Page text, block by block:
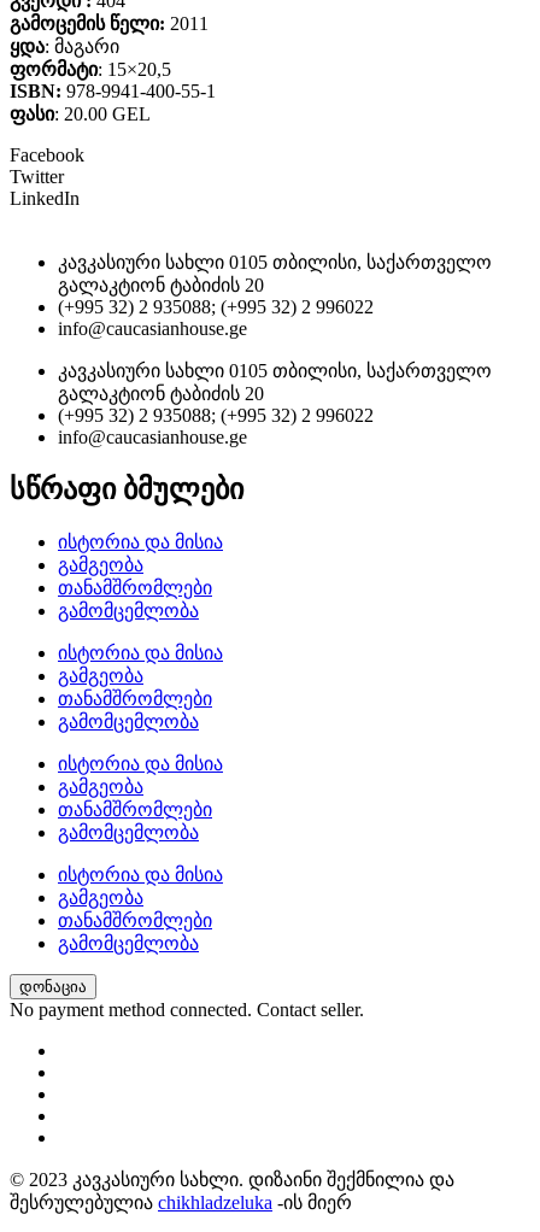
გამოცემის წელი: 2011
ყდა: მაგარი
ფორმატი: 15×20,5
ISBN: 978-9941-400-55-1
ფასი: 20.00 GEL
Facebook
Twitter
LinkedIn
კავკასიური სახლი 0105 თბილისი, საქართველო
გალაკტიონ ტაბიძის 20
(+995 32) 2 935088; (+995 32) 2 996022
info@caucasianhouse.ge
კავკასიური სახლი 0105 თბილისი, საქართველო
გალაკტიონ ტაბიძის 20
(+995 32) 2 935088; (+995 32) 2 996022
info@caucasianhouse.ge
სწრაფი ბმულები
ისტორია და მისია
გამგეობა
თანამშრომლები
გამომცემლობა
ისტორია და მისია
გამგეობა
თანამშრომლები
გამომცემლობა
ისტორია და მისია
გამგეობა
თანამშრომლები
გამომცემლობა
ისტორია და მისია
გამგეობა
თანამშრომლები
გამომცემლობა
დონაცია
No payment method connected. Contact seller.
© 2023 კავკასიური სახლი. დიზაინი შექმნილია და
შესრულებულია chikhladzeluka -ის მიერ